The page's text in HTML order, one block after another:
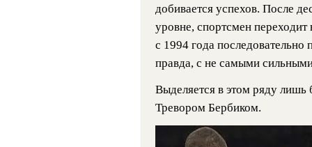
добивается успехов. После
уровне, спортсмен
с 1994 года
правда, с не самыми
Выделяется в этом ряду
Тревором Бербиком.